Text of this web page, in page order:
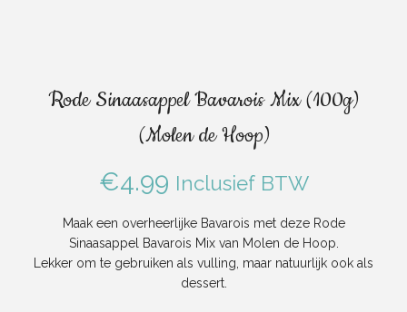
Rode Sinaasappel Bavarois Mix (100g)
(Molen de Hoop)
€4.99 Inclusief BTW
Maak een overheerlijke Bavarois met deze Rode
Sinaasappel Bavarois Mix van Molen de Hoop.
Lekker om te gebruiken als vulling, maar natuurlijk ook als
dessert.